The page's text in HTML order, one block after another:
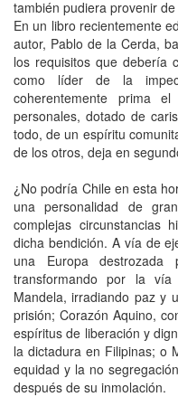
también pudiera provenir
En un libro recientemente
autor, Pablo de la Cerda,
los requisitos que debería
como líder de la
coherentemente prima
personales, dotado de
todo, de un espíritu
de los otros, deja en
¿No podría Chile en esta
una personalidad de
complejas circunstancias
dicha bendición. A vía de
una Europa
transformando por la
Mandela, irradiando paz y
prisión; Corazón Aquino,
espíritus de liberación y
la dictadura en Filipinas; o
equidad y la no
después de su inmolación.